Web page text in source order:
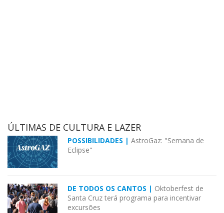
ÚLTIMAS DE CULTURA E LAZER
POSSIBILIDADES | AstroGaz: "Semana de
Eclipse"
DE TODOS OS CANTOS | Oktoberfest de
Santa Cruz terá programa para incentivar
excursões